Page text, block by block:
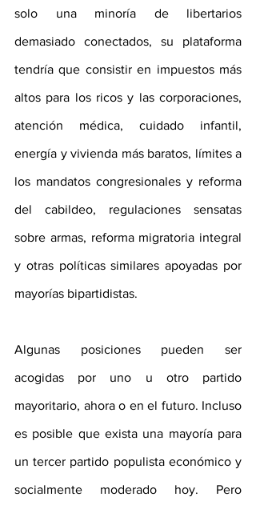
solo una minoría de libertarios
demasiado conectados, su plataforma
tendría que consistir en impuestos más
altos para los ricos y las corporaciones,
atención médica, cuidado infantil,
energía y vivienda más baratos, límites a
los mandatos congresionales y reforma
del cabildeo, regulaciones sensatas
sobre armas, reforma migratoria integral
y otras políticas similares apoyadas por
mayorías bipartidistas.
Algunas posiciones pueden ser
acogidas por uno u otro partido
mayoritario, ahora o en el futuro. Incluso
es posible que exista una mayoría para
un tercer partido populista económico y
socialmente moderado hoy. Pero